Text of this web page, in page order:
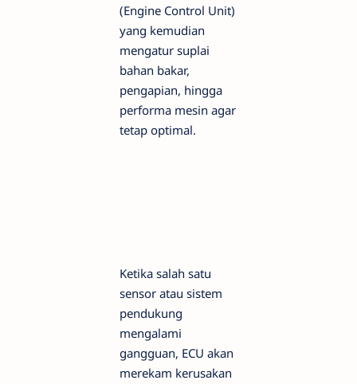
(Engine Control Unit)
yang kemudian
mengatur suplai
bahan bakar,
pengapian, hingga
performa mesin agar
tetap optimal.
Ketika salah satu
sensor atau sistem
pendukung
mengalami
gangguan, ECU akan
merekam kerusakan